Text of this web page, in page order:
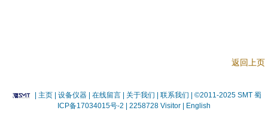
返回上页
主页 | 设备仪器 | 在线留言 | 关于我们 | 联系我们 | ©2011-2025 SMT 蜀
ICP备17034015号-2
| 2258728 Visitor | English